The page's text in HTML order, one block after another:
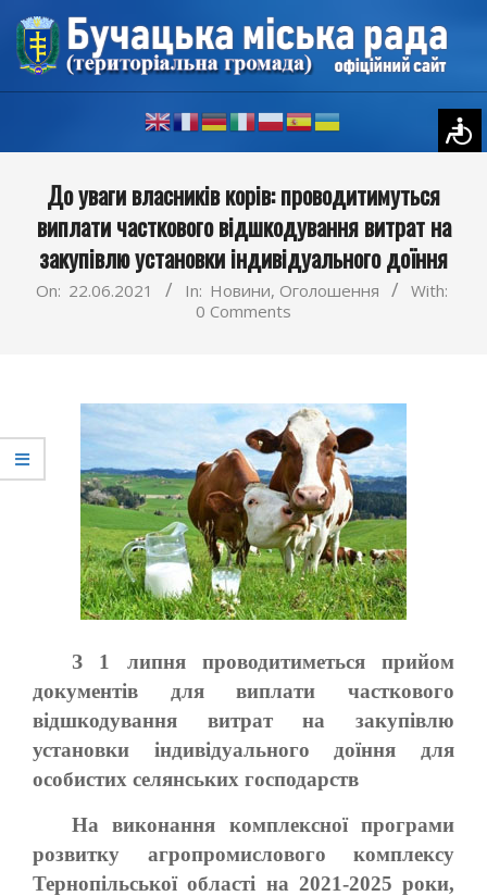
Skip
content
Navigation
Menu
До уваги власників корів: проводитимуться
виплати часткового відшкодування витрат на
закупівлю установки індивідуального доїння
On: 22.06.2021 In: Новини, Оголошення
With:
0 Comments
З 1 липня проводитиметься прийом
документів для виплати часткового
відшкодування витрат на закупівлю
установки індивідуального доїння для
особистих селянських господарств
На виконання комплексної програми
розвитку агропромислового комплексу
Тернопільської області на 2021-2025 роки,